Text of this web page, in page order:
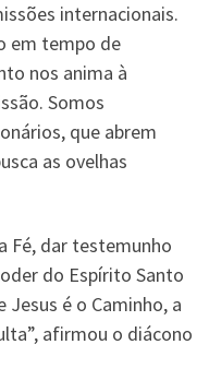
internacionais.
em tempo de
nos anima à
Somos
que abrem
as ovelhas
Fé, dar testemunho
do Espírito Santo
é o Caminho, a
afirmou o diácono